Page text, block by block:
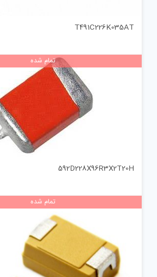
T491C226K035AT
تمام شده
592D228X96R3X2T20H
تمام شده